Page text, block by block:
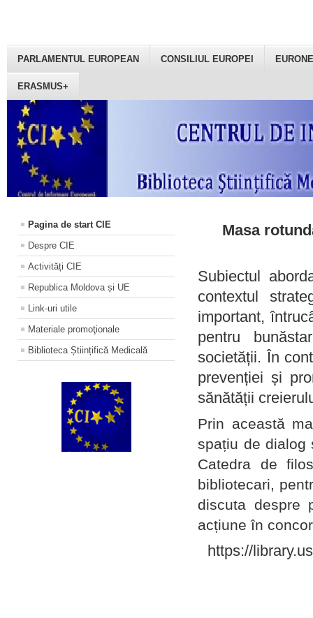
PARLAMENTUL EUROPEAN CONSILIUL EUROPEI
ERASMUS+
Pagina de start CIE
Despre CIE
Activități CIE
Republica Moldova și UE
Link-uri utile
Materiale promoţionale
Biblioteca Științifică Medicală
Masa
Subiectul
contextul
important,
pentru
societății. În
prevenției și
sănătății
Prin această
spațiu de dialog
Catedra de
bibliotecari,
discuta despre
acțiune în
https://